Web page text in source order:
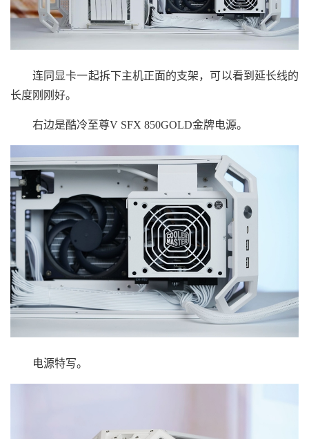
连同显卡一起拆下主机正面的支架，可以看到延长线的
长度刚刚好。
右边是酷冷至尊V SFX 850GOLD金牌电源。
电源特写。